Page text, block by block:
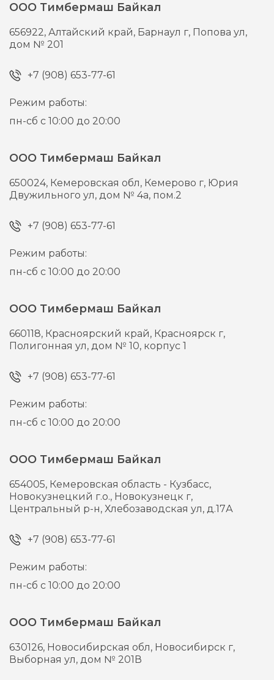
ООО Тимбермаш Байкал
656922,Алтайский край, Барнаул г, Попова ул,
дом № 201
+7 (908) 653-77-61
Режим работы:
пн-сб с 10:00 до 20:00
ООО Тимбермаш Байкал
650024, Кемеровская обл, Кемерово г, Юрия
Двужильного ул, дом № 4а, пом.2
+7 (908) 653-77-61
Режим работы:
пн-сб с 10:00 до 20:00
ООО Тимбермаш Байкал
660118, Красноярский край, Красноярск г,
Полигонная ул, дом № 10, корпус 1
+7 (908) 653-77-61
Режим работы:
пн-сб с 10:00 до 20:00
ООО Тимбермаш Байкал
654005, Кемеровская область - Кузбасс,
Новокузнецкий г.о., Новокузнецк г,
Центральный р-н, Хлебозаводская ул, д.17А
+7 (908) 653-77-61
Режим работы:
пн-сб с 10:00 до 20:00
ООО Тимбермаш Байкал
630126, Новосибирская обл, Новосибирск г,
Выборная ул, дом № 201В